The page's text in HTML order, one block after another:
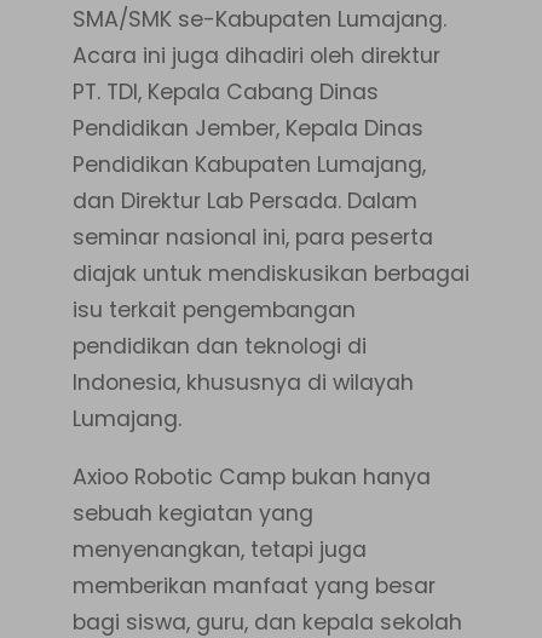
SMA/SMK se-Kabupaten Lumajang.
Acara ini juga dihadiri oleh direktur
PT. TDI, Kepala Cabang Dinas
Pendidikan Jember, Kepala Dinas
Pendidikan Kabupaten Lumajang,
dan Direktur Lab Persada. Dalam
seminar nasional ini, para peserta
diajak untuk mendiskusikan berbagai
isu terkait pengembangan
pendidikan dan teknologi di
Indonesia, khususnya di wilayah
Lumajang.
Axioo Robotic Camp bukan hanya
sebuah kegiatan yang
menyenangkan, tetapi juga
memberikan manfaat yang besar
bagi siswa, guru, dan kepala sekolah